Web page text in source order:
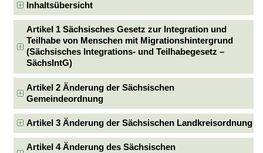
Inhaltsübersicht
Artikel 1 Sächsisches Gesetz zur Integration und
Teilhabe von Menschen mit Migrationshintergrund
(Sächsisches Integrations- und Teilhabegesetz –
SächsIntG)
Artikel 2 Änderung der Sächsischen
Gemeindeordnung
Artikel 3 Änderung der Sächsischen Landkreisordnung
Artikel 4 Änderung des Sächsischen